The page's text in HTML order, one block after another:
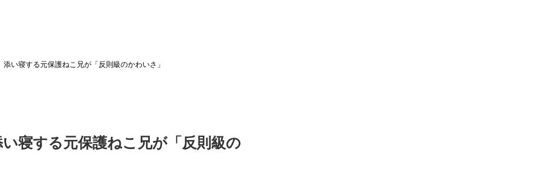
い寝する元保護ねこ兄が「反則級のかわいさ」
寝する元保護ねこ兄が「反則級の